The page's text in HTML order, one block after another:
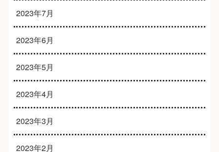
2023年7月
2023年6月
2023年5月
2023年4月
2023年3月
2023年2月